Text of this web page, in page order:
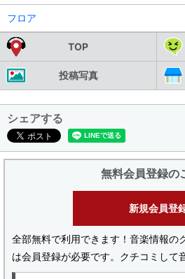
フロア
TOP
投稿写真
シェアする
無料会員登録の
新規会員登
全部無料で利用できます！音楽情報の
は会員登録が必要です。クチコミして